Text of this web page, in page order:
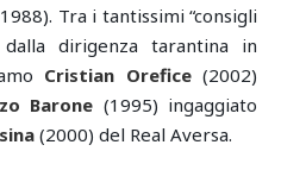
Tra i tantissimi “consigli
dirigenza tarantina in
Cristian Orefice(2002)
Barone (1995) ingaggiato
(2000) del Real Aversa.